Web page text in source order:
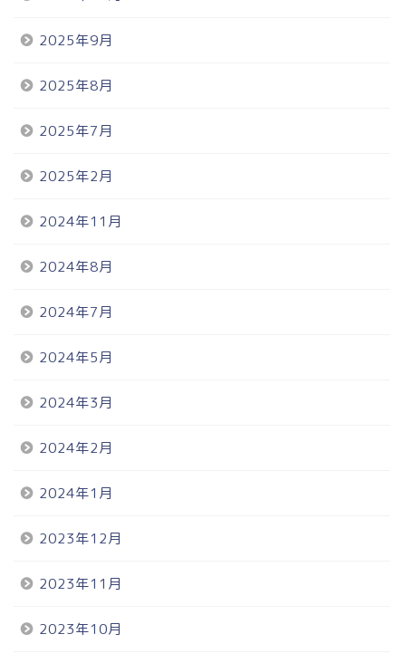
2025年9月
2025年8月
2025年7月
2025年2月
2024年11月
2024年8月
2024年7月
2024年5月
2024年3月
2024年2月
2024年1月
2023年12月
2023年11月
2023年10月